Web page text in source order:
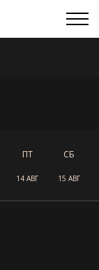
ПТ
14 АВГ
СБ
15 АВГ